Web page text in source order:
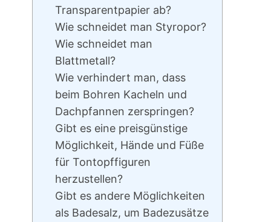
Transparentpapier ab?
Wie schneidet man Styropor?
Wie schneidet man
Blattmetall?
Wie verhindert man, dass
beim Bohren Kacheln und
Dachpfannen zerspringen?
Gibt es eine preisgünstige
Möglichkeit, Hände und Füße
für Tontopffiguren
herzustellen?
Gibt es andere Möglichkeiten
als Badesalz, um Badezusätze